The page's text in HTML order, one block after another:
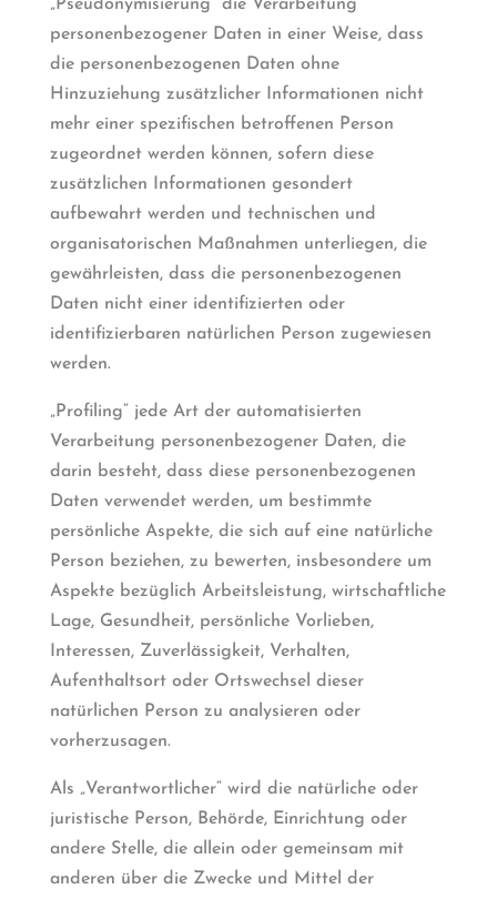
„Pseudonymisierung“ die Verarbeitung
personenbezogener Daten in einer Weise, dass
die personenbezogenen Daten ohne
Hinzuziehung zusätzlicher Informationen nicht
mehr einer spezifischen betroffenen Person
zugeordnet werden können, sofern diese
zusätzlichen Informationen gesondert
aufbewahrt werden und technischen und
organisatorischen Maßnahmen unterliegen, die
gewährleisten, dass die personenbezogenen
Daten nicht einer identifizierten oder
identifizierbaren natürlichen Person zugewiesen
werden.
„Profiling“ jede Art der automatisierten
Verarbeitung personenbezogener Daten, die
darin besteht, dass diese personenbezogenen
Daten verwendet werden, um bestimmte
persönliche Aspekte, die sich auf eine natürliche
Person beziehen, zu bewerten, insbesondere um
Aspekte bezüglich Arbeitsleistung, wirtschaftliche
Lage, Gesundheit, persönliche Vorlieben,
Interessen, Zuverlässigkeit, Verhalten,
Aufenthaltsort oder Ortswechsel dieser
natürlichen Person zu analysieren oder
vorherzusagen.
Als „Verantwortlicher“ wird die natürliche oder
juristische Person, Behörde, Einrichtung oder
andere Stelle, die allein oder gemeinsam mit
anderen über die Zwecke und Mittel der